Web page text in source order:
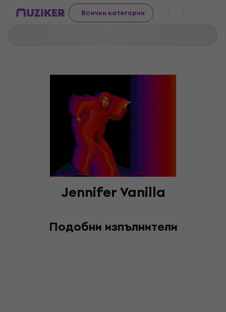
Всички категории
Jennifer Vanilla
Подобни изпълнители